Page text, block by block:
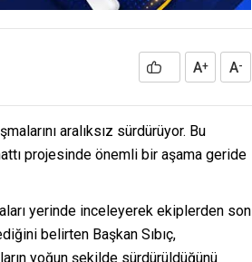
A+ A-
aralıksız sürdürüyor. Bu
projesinde önemli bir aşama geride
yerinde inceleyerek ekiplerden son
belirten Başkan Sıbıç,
yoğun şekilde sürdürüldüğünü